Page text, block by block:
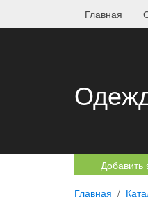
Главная
Добавить
Главная